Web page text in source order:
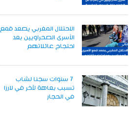
الاحتلال المغربي يصعد قمع
الأسرى الصحراويين بعد
احتجاج عائلاتهم
7 سنوات سجنا لشاب
تسبب بعاهة لآخر في لارزا
في الحجار